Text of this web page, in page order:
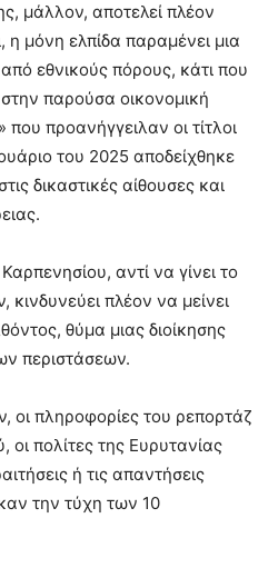
μάλλον, αποτελεί πλέον
η μόνη ελπίδα παραμένει μια
εθνικούς πόρους, κάτι που
παρούσα οικονομική
προανήγγειλαν οι τίτλοι
του 2025 αποδείχθηκε
δικαστικές αίθουσες και
αντί να γίνει το
κινδυνεύει πλέον να μείνει
θύμα μιας διοίκησης
περιστάσεων.
οι πληροφορίες του ρεπορτάζ
πολίτες της Ευρυτανίας
ή τις απαντήσεις
την τύχη των 10